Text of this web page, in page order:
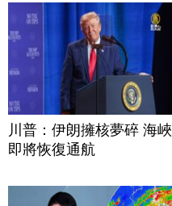
川普：伊朗擁核夢碎 海峽
即將恢復通航